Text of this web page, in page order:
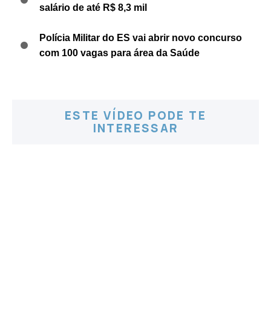
salário de até R$ 8,3 mil
Polícia Militar do ES vai abrir novo concurso
com 100 vagas para área da Saúde
ESTE VÍDEO PODE TE
INTERESSAR